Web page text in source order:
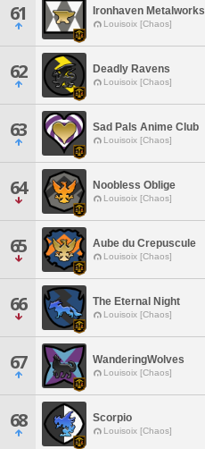
61 Ironhaven Metalworks
Louisoix [Chaos]
62 Deadly Ravens
Louisoix [Chaos]
63 Sad Pals Anime Club
Louisoix [Chaos]
64 Noobless Oblige
Louisoix [Chaos]
65 Aube du Crepuscule
Louisoix [Chaos]
66 The Eternal Night
Louisoix [Chaos]
67 WanderingWolves
Louisoix [Chaos]
68 Scorpio
Louisoix [Chaos]